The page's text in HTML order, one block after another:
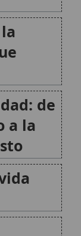
este
artículo
el
lleva